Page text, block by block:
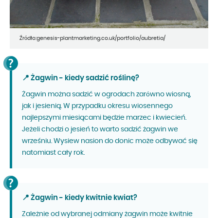
Źródło:genesis-plantmarketing.co.uk/portfolio/aubretia/
📍 Żagwin - kiedy sadzić roślinę?
Żagwin można sadzić w ogrodach zarówno wiosną,
jak i jesienią. W przypadku okresu wiosennego
najlepszymi miesiącami będzie marzec i kwiecień.
Jeżeli chodzi o jesień to warto sadzić żagwin we
wrześniu. Wysiew nasion do donic może odbywać się
natomiast cały rok.
📍 Żagwin - kiedy kwitnie kwiat?
Zależnie od wybranej odmiany żagwin może kwitnie